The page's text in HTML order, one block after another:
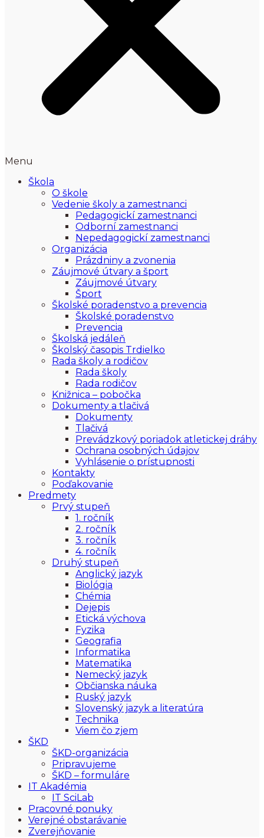
Menu
Škola
O škole
Vedenie školy a zamestnanci
Pedagogickí zamestnanci
Odborní zamestnanci
Nepedagogickí zamestnanci
Organizácia
Prázdniny a zvonenia
Záujmové útvary a šport
Záujmové útvary
Šport
Školské poradenstvo a prevencia
Školské poradenstvo
Prevencia
Školská jedáleň
Školský časopis Trdielko
Rada školy a rodičov
Rada školy
Rada rodičov
Knižnica – pobočka
Dokumenty a tlačivá
Dokumenty
Tlačivá
Prevádzkový poriadok atletickej dráhy
Ochrana osobných údajov
Vyhlásenie o prístupnosti
Kontakty
Poďakovanie
Predmety
Prvý stupeň
1. ročník
2. ročník
3. ročník
4. ročník
Druhý stupeň
Anglický jazyk
Biológia
Chémia
Dejepis
Etická výchova
Fyzika
Geografia
Informatika
Matematika
Nemecký jazyk
Občianska náuka
Ruský jazyk
Slovenský jazyk a literatúra
Technika
Viem čo zjem
ŠKD
ŠKD-organizácia
Pripravujeme
ŠKD – formuláre
IT Akadémia
IT SciLab
Pracovné ponuky
Verejné obstarávanie
Zverejňovanie